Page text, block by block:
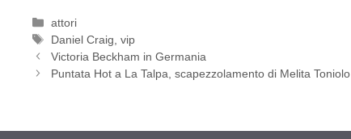
Categorie
attori
Tag
Daniel Craig ,vip
Victoria Beckham in Germania
Puntata Hot a La Talpa, scapezzolamento di Melita Toniolo